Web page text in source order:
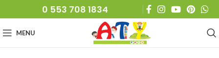
0 553 708 1834
MENU